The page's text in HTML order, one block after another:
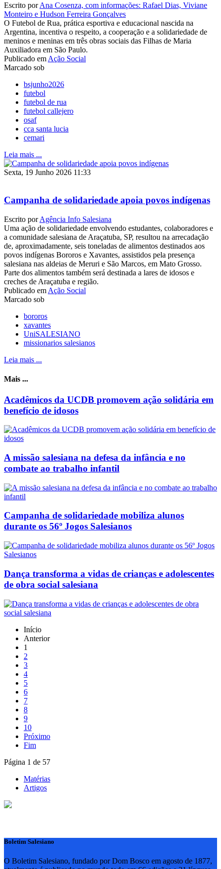
Escrito porAna Cosenza, com informações: Rafael Dias, Viviane
Monteiro e Hudson Ferreira Gonçalves
O Futebol de Rua, prática esportiva e educacional nascida na
Argentina, incentiva o respeito, a cooperação e a solidariedade de
meninos e meninas em três obras sociais das Filhas de Maria
Auxiliadora em São Paulo.
Publicado em Ação Social
Marcado sob
bsjunho2026
futebol
futebol de rua
futebol callejero
osaf
cca santa lucia
cemari
Leia mais ...
Sexta, 19 Junho 2026 11:33
Campanha de solidariedade apoia povos indígenas
Escrito porAgência Info Salesiana
Uma ação de solidariedade envolvendo estudantes, colaboradores e
a comunidade salesiana de Araçatuba, SP, resultou na arrecadação
de, aproximadamente, seis toneladas de alimentos destinados aos
povos indígenas Bororos e Xavantes, assistidos pela presença
salesiana nas aldeias de Meruri e São Marcos, em Mato Grosso.
Parte dos alimentos também será destinada a lares de idosos e
creches de Araçatuba e região.
Publicado em Ação Social
Marcado sob
bororos
xavantes
UniSALESIANO
missionarios salesianos
Leia mais ...
Mais ...
Acadêmicos da UCDB promovem ação solidária em
benefício de idosos
A missão salesiana na defesa da infância e no
combate ao trabalho infantil
Campanha de solidariedade mobiliza alunos
durante os 56º Jogos Salesianos
Dança transforma a vidas de crianças e adolescentes
de obra social salesiana
Início
Anterior
1
2
3
4
5
6
7
8
9
10
Próximo
Fim
Página 1 de 57
Matérias
Artigos
Boletim Salesiano
O Boletim Salesiano, fundado por Dom Bosco em agosto de 1877,